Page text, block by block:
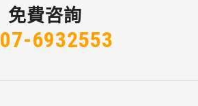
免費咨詢
07-6932553